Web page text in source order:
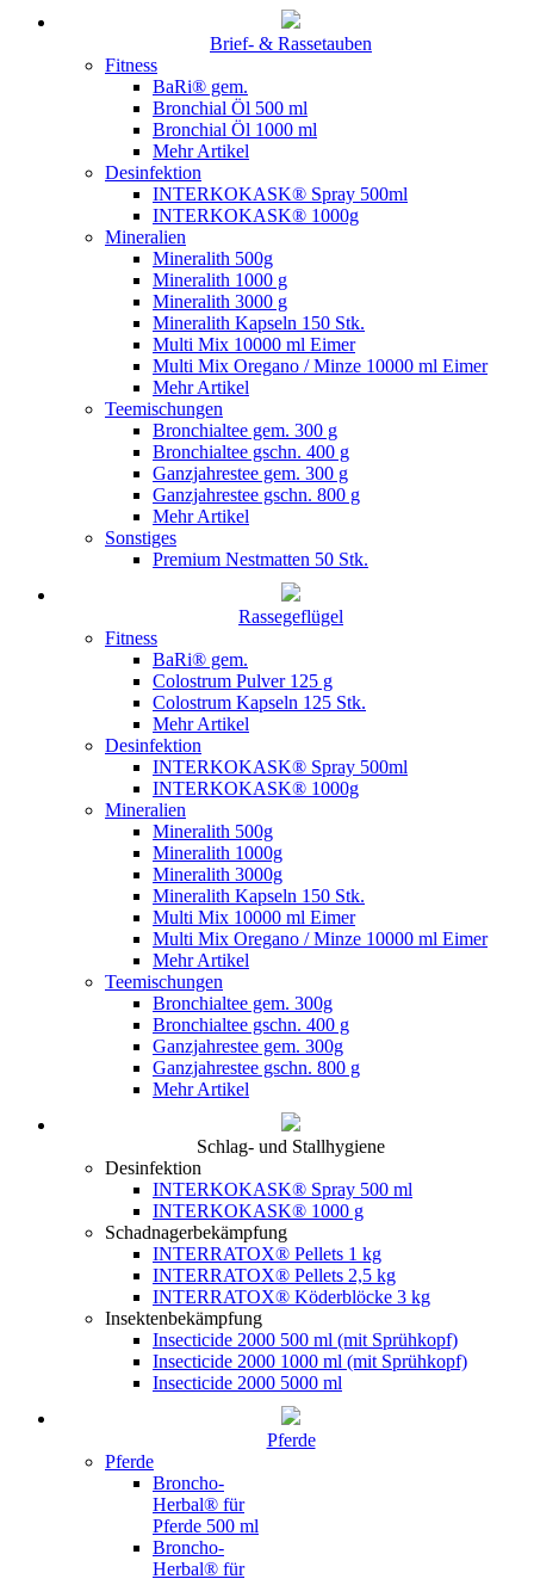
Brief- & Rassetauben
Fitness
BaRi® gem.
Bronchial Öl 500 ml
Bronchial Öl 1000 ml
Mehr Artikel
Desinfektion
INTERKOKASK® Spray 500ml
INTERKOKASK® 1000g
Mineralien
Mineralith 500g
Mineralith 1000 g
Mineralith 3000 g
Mineralith Kapseln 150 Stk.
Multi Mix 10000 ml Eimer
Multi Mix Oregano / Minze 10000 ml Eimer
Mehr Artikel
Teemischungen
Bronchialtee gem. 300 g
Bronchialtee gschn. 400 g
Ganzjahrestee gem. 300 g
Ganzjahrestee gschn. 800 g
Mehr Artikel
Sonstiges
Premium Nestmatten 50 Stk.
Rassegeflügel
Fitness
BaRi® gem.
Colostrum Pulver 125 g
Colostrum Kapseln 125 Stk.
Mehr Artikel
Desinfektion
INTERKOKASK® Spray 500ml
INTERKOKASK® 1000g
Mineralien
Mineralith 500g
Mineralith 1000g
Mineralith 3000g
Mineralith Kapseln 150 Stk.
Multi Mix 10000 ml Eimer
Multi Mix Oregano / Minze 10000 ml Eimer
Mehr Artikel
Teemischungen
Bronchialtee gem. 300g
Bronchialtee gschn. 400 g
Ganzjahrestee gem. 300g
Ganzjahrestee gschn. 800 g
Mehr Artikel
Schlag- und Stallhygiene
Desinfektion
INTERKOKASK® Spray 500 ml
INTERKOKASK® 1000 g
Schadnagerbekämpfung
INTERRATOX® Pellets 1 kg
INTERRATOX® Pellets 2,5 kg
INTERRATOX® Köderblöcke 3 kg
Insektenbekämpfung
Insecticide 2000 500 ml (mit Sprühkopf)
Insecticide 2000 1000 ml (mit Sprühkopf)
Insecticide 2000 5000 ml
Pferde
Pferde
Broncho-
Herbal® für
Pferde 500 ml
Broncho-
Herbal® für